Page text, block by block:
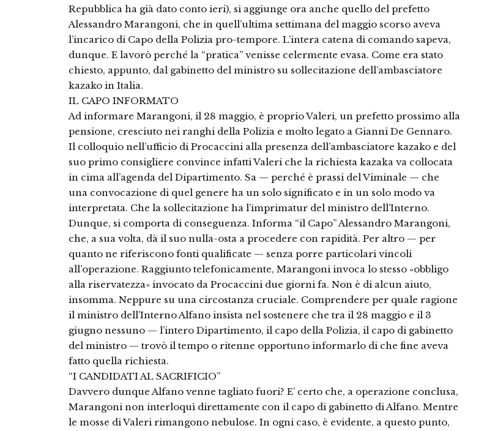
Repubblica ha già dato conto ieri), si aggiunge ora anche quello del prefetto
Alessandro Marangoni, che in quell’ultima settimana del maggio scorso aveva
l’incarico di Capo della Polizia pro-tempore. L’intera catena di comando sapeva,
dunque. E lavorò perché la “pratica” venisse celermente evasa. Come era stato
chiesto, appunto, dal gabinetto del ministro su sollecitazione dell’ambasciatore
kazako in Italia.
IL CAPO INFORMATO
Ad informare Marangoni, il 28 maggio, è proprio Valeri, un prefetto prossimo alla
pensione, cresciuto nei ranghi della Polizia e molto legato a Gianni De Gennaro.
Il colloquio nell’ufficio di Procaccini alla presenza dell’ambasciatore kazako e del
suo primo consigliere convince infatti Valeri che la richiesta kazaka va collocata
in cima all’agenda del Dipartimento. Sa — perché è prassi del Viminale — che
una convocazione di quel genere ha un solo significato e in un solo modo va
interpretata. Che la sollecitazione ha l’imprimatur del ministro dell’Interno.
Dunque, si comporta di conseguenza. Informa “il Capo” Alessandro Marangoni,
che, a sua volta, dà il suo nulla-osta a procedere con rapidità. Per altro — per
quanto ne riferiscono fonti qualificate — senza porre particolari vincoli
all’operazione. Raggiunto telefonicamente, Marangoni invoca lo stesso «obbligo
alla riservatezza» invocato da Procaccini due giorni fa. Non è di alcun aiuto,
insomma. Neppure su una circostanza cruciale. Comprendere per quale ragione
il ministro dell’Interno Alfano insista nel sostenere che tra il 28 maggio e il 3
giugno nessuno — l’intero Dipartimento, il capo della Polizia, il capo di gabinetto
del ministro — trovò il tempo o ritenne opportuno informarlo di che fine aveva
fatto quella richiesta.
“I CANDIDATI AL SACRIFICIO”
Davvero dunque Alfano venne tagliato fuori? E’ certo che, a operazione conclusa,
Marangoni non interloquì direttamente con il capo di gabinetto di Alfano. Mentre
le mosse di Valeri rimangono nebulose. In ogni caso, è evidente, a questo punto,